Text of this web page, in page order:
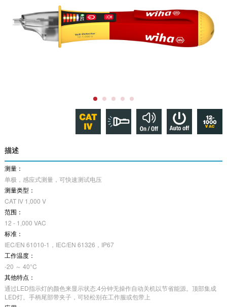
描述
测量：
单极，感应式测量，可快速测试电压
测量类型：
CAT IV 1,000 V
范围：
12 - 1,000 VAC
标准：
IEC/EN 61010-1，IEC/EN 61326，IP67
工作温度：
-20 ～ 40°C
其他特点：
通过LED指示灯的颜色来显示状态.4分钟无操作自动关机以节省能源。顶部集成
LED灯。手柄尾部带夹子，可轻松别在工作服或包带上